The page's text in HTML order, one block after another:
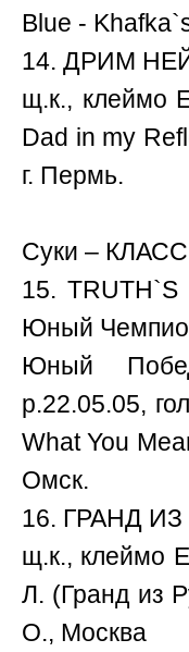
Blue -
14. ДРИМ
щ.к., клеймо
Dad in my
г. Пермь.
Суки –
15. TRUTH`S
Юный
Юный
р.22.05.05,
What You
Омск.
16. ГРАНД
щ.к., клеймо
Л. (Гранд из
О., Москва